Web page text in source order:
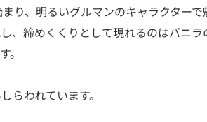
り、明るいグルマンのキャラクターで
、締めくくりとして現れるのはバニラ
。
らわれています。